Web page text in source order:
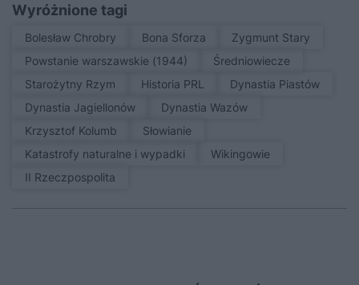
Wyróżnione tagi
Bolesław Chrobry Bona Sforza
Zygmunt Stary
Powstanie warszawskie (1944)
średniowiecze
Starożytny Rzym
Historia PRL
Dynastia Piastów
Dynastia Jagiellonów
Dynastia Wazów
Krzysztof Kolumb
Słowianie
Katastrofy naturalne i wypadki
Wikingowie
II Rzeczpospolita